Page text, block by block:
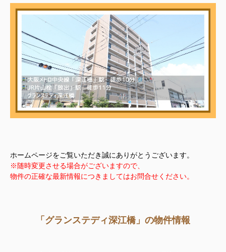
ホームページをご覧いただき誠にありがとうございます。
※随時変更させる場合がございますので、
物件の正確な最新情報につきましてはお問合せください。
「グランステディ深江橋」の物件情報